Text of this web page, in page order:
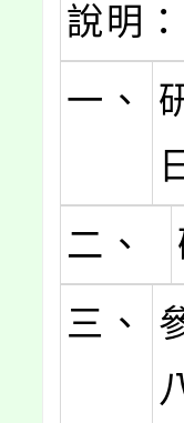
說明：
一、
二、
三、